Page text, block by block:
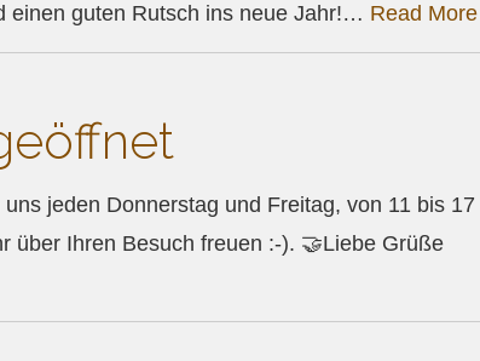
einen guten Rutsch ins neue Jahr!… Read More
jeden Donnerstag und Freitag, von 11 bis 17
über Ihren Besuch freuen :-). 🤝Liebe Grüße